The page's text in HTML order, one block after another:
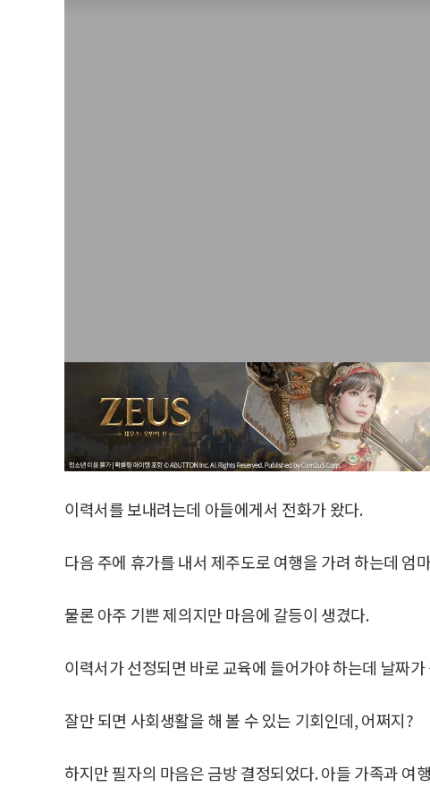
이력서를 보내려는데 아들에게서 전화가 왔다.
다음 주에 휴가를 내서 제주도로 여행을 가려 하는데 엄
물론 아주 기쁜 제의지만 마음에 갈등이 생겼다.
이력서가 선정되면 바로 교육에 들어가야 하는데 날짜
잘만 되면 사회생활을 해 볼 수 있는 기회인데, 어쩌지?
하지만 필자의 마음은 금방 결정되었다. 아들 가족과 여